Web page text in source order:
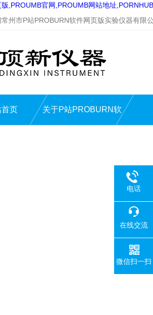
,PROUMB官网,PROUMB网站地址
常州市P站PROBURN软件网页版实验仪器有限公
首页 关于P站PROBURN软
电话
在线交流
微信扫一扫